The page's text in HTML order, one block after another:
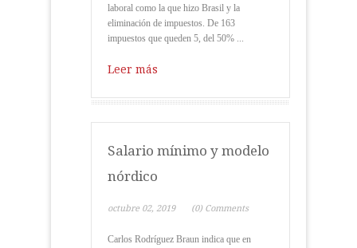
laboral como la que hizo Brasil y la
eliminación de impuestos. De 163
impuestos que queden 5, del 50% ...
Leer más
Salario mínimo y modelo
nórdico
octubre 02, 2019 (0) Comments
Carlos Rodríguez Braun indica que en